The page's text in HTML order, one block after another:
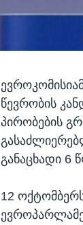
წევრობის
პირობების
განაცხადი 6
12